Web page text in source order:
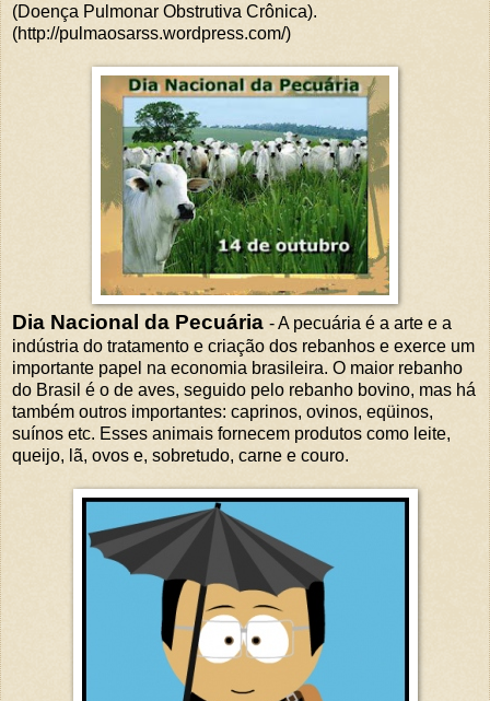
(Doença Pulmonar Obstrutiva Crônica).
(http://pulmaosarss.wordpress.com/)
Dia Nacional da Pecuária - A pecuária é a arte e a
indústria do tratamento e criação dos rebanhos e exerce um
importante papel na economia brasileira. O maior rebanho
do Brasil é o de aves, seguido pelo rebanho bovino, mas há
também outros importantes: caprinos, ovinos, eqüinos,
suínos etc. Esses animais fornecem produtos como leite,
queijo, lã, ovos e, sobretudo, carne e couro.